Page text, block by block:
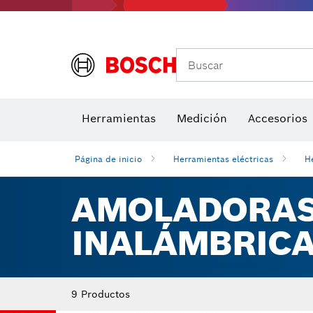
Buscar
Herramientas Medición Accesorios
Página de inicio Herramientas eléctricas
9 Productos